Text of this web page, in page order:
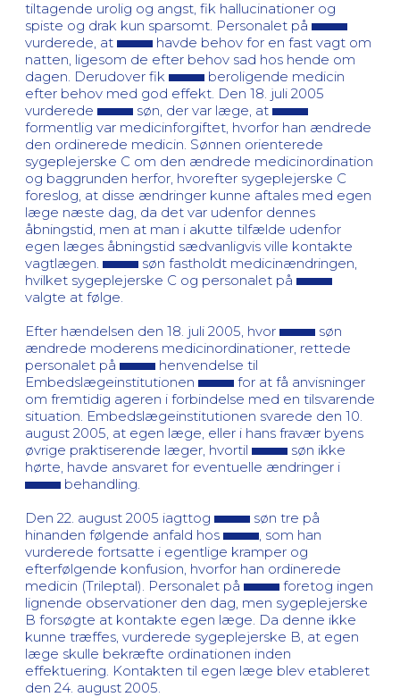
tiltagende urolig og angst, fik hallucinationer og
spiste og drak kun sparsomt. Personalet på
vurderede, at
havde behov for en fast vagt om
natten, ligesom de efter behov sad hos hende om
dagen. Derudover fik
beroligende medicin
efter behov med god effekt. Den 18. juli 2005
vurderede
søn, der var læge, at
formentlig var medicinforgiftet, hvorfor han ændrede
den ordinerede medicin. Sønnen orienterede
sygeplejerske C om den ændrede medicinordination
og baggrunden herfor, hvorefter sygeplejerske C
foreslog, at disse ændringer kunne aftales med egen
læge næste dag, da det var udenfor dennes
åbningstid, men at man i akutte tilfælde udenfor
egen læges åbningstid sædvanligvis ville kontakte
vagtlægen.
søn fastholdt medicinændringen,
hvilket sygeplejerske C og personalet på
valgte at følge.
Efter hændelsen den 18. juli 2005, hvor
søn
ændrede moderens medicinordinationer, rettede
personalet på
henvendelse til
Embedslægeinstitutionen
for at få anvisninger
om fremtidig ageren i forbindelse med en tilsvarende
situation. Embedslægeinstitutionen svarede den 10.
august 2005, at egen læge, eller i hans fravær byens
øvrige praktiserende læger, hvortil
søn ikke
hørte, havde ansvaret for eventuelle ændringer i
behandling.
Den 22. august 2005 iagttog
søn tre på
hinanden følgende anfald hos
, som han
vurderede fortsatte i egentlige kramper og
efterfølgende konfusion, hvorfor han ordinerede
medicin (Trileptal). Personalet på
foretog ingen
lignende observationer den dag, men sygeplejerske
B forsøgte at kontakte egen læge. Da denne ikke
kunne træffes, vurderede sygeplejerske B, at egen
læge skulle bekræfte ordinationen inden
effektuering. Kontakten til egen læge blev etableret
den 24. august 2005.